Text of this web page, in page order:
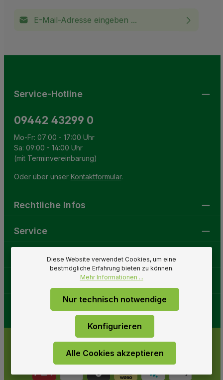
Service-Hotline
09442 43299 0
Mo-Fr: 07:00 - 17:00 Uhr
Sa: 09:00 - 14:00 Uhr
(mit Terminvereinbarung)
Oder über unser Kontaktformular.
Rechtliche Infos
Service
GartenweltDiese Website verwendet Cookies, um eine
bestmögliche Erfahrung bieten zu können.
Mehr Informationen ...
Nur technisch notwendige
Konfigurieren
Alle Cookies akzeptieren